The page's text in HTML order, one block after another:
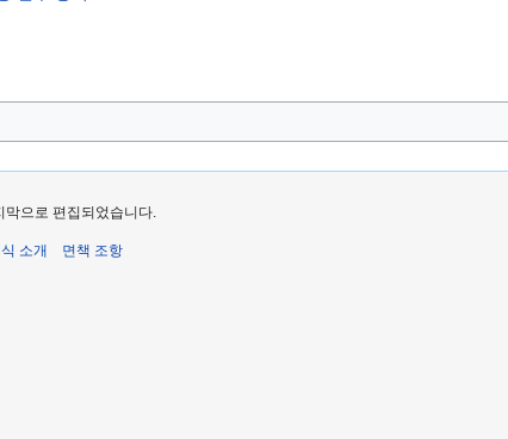
으로 편집되었습니다.
소개 면책 조항